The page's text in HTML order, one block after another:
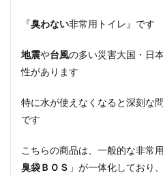
『臭わない非常用トイレ』です
地震や台風の多い災害大国・日
性があります
特に水が使えなくなると深刻な
です
こちらの商品は、一般的な非常
臭袋ＢＯＳ 」が一体化しており